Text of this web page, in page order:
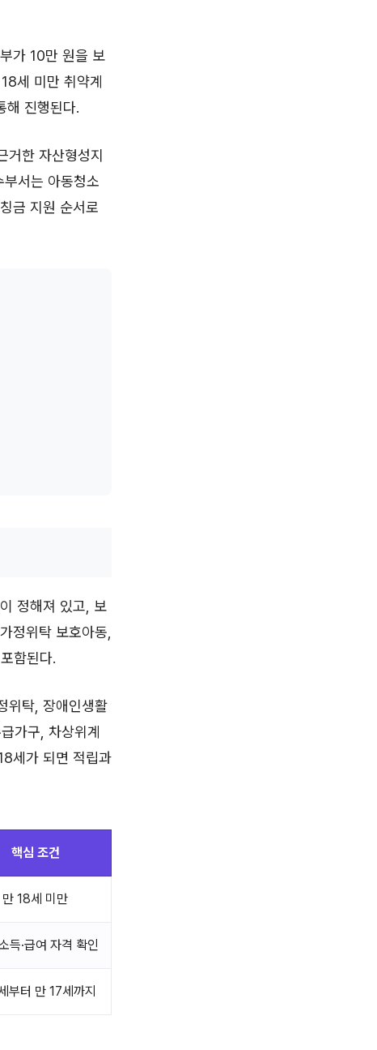
가 10만 원을 보
세 미만 취약계
해 진행된다.
거한 자산형성지
서는 아동청소
금 지원 순서로
정해져 있고, 보
정위탁 보호아동,
함된다.
위탁, 장애인생활
가구, 차상위계
세가 되면 적립과
핵심 조건
만 18세 미만
득·급여 자격 확인
부터 만 17세까지